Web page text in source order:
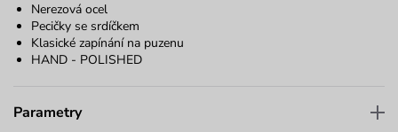
Nerezová ocel
Pecičky se srdíčkem
Klasické zapínání na puzenu
HAND - POLISHED
Parametry